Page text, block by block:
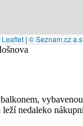
Leaflet | © Seznam.cz
nedaleko